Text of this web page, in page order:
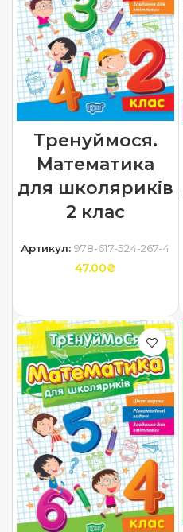
Тренуймося.
Математика
для школяриків
2 клас
Артикул:978-617-524-267-4
47.00₴